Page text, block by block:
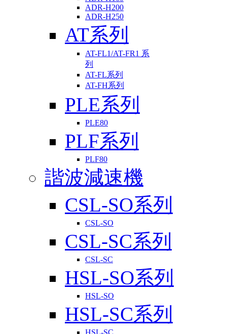
ADR-H200
ADR-H250
AT系列
AT-FL1/AT-FR1 系
列
AT-FL系列
AT-FH系列
PLE系列
PLE80
PLF系列
PLF80
諧波減速機
CSL-SO系列
CSL-SO
CSL-SC系列
CSL-SC
HSL-SO系列
HSL-SO
HSL-SC系列
HSL-SC